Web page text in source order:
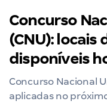
Concurso
(CNU): locais
disponíveis
Concurso Nacional
aplicadas no